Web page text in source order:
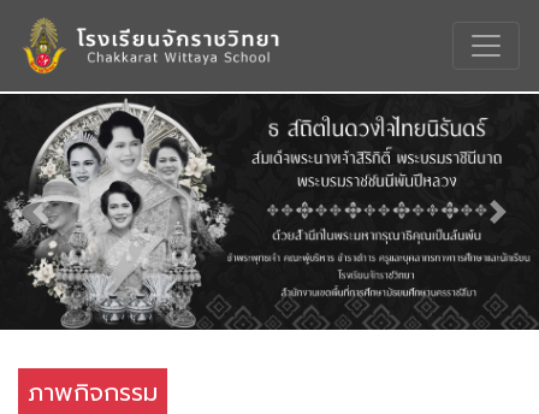
Previous Next
ภาพกิจกรรม